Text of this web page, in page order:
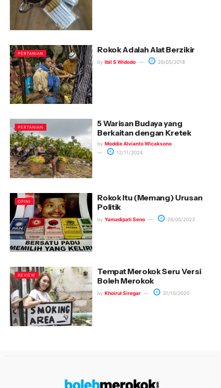
PERTANIAN Rokok Adalah Alat Berzikir
by Ibil S Widodo 26/05/2018
PERTANIAN
5 Warisan Budaya yang
Berkaitan dengan Kretek
by Moddie Alvianto Wicaksono
12/11/2024
OPINI
Rokok Itu (Memang) Urusan
Politik
by Yamadipati Seno 26/05/2023
REVIEW
Tempat Merokok Seru Versi
Boleh Merokok
by Khoirul Siregar 31/10/2020